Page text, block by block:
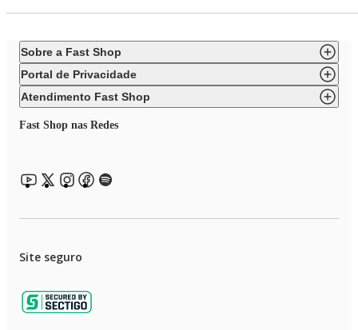
Sobre a Fast Shop
Portal de Privacidade
Atendimento Fast Shop
Fast Shop nas Redes
Site seguro